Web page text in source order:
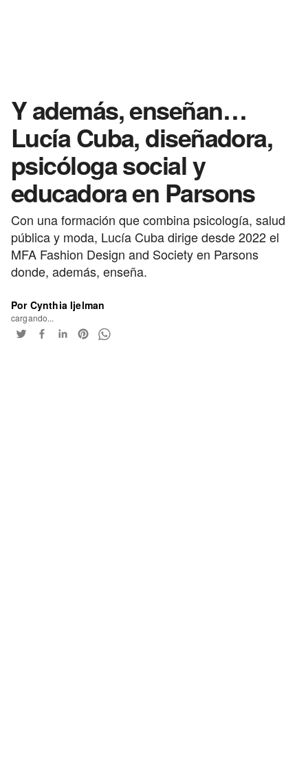
Y además, enseñan…
Lucía Cuba, diseñadora,
psicóloga social y
educadora en Parsons
Con una formación que combina psicología, salud
pública y moda, Lucía Cuba dirige desde 2022 el
MFA Fashion Design and Society en Parsons
donde, además, enseña.
Por Cynthia Ijelman
cargando...